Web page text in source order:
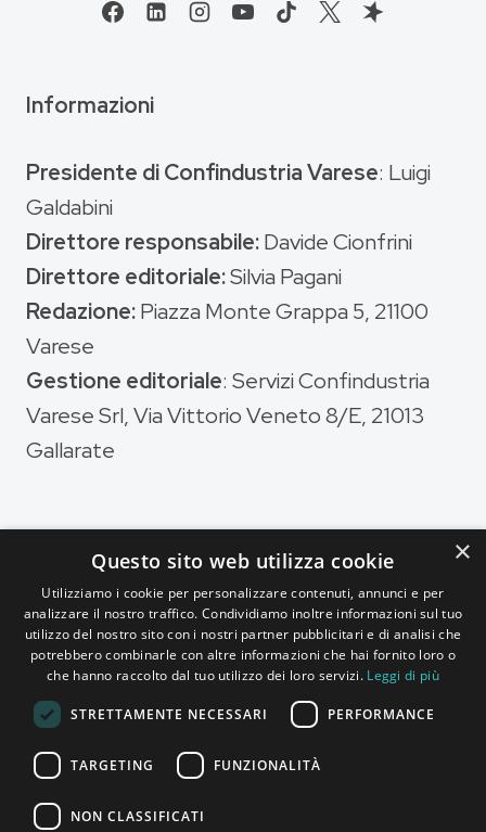
Informazioni
Presidente di Confindustria Varese: Luigi
Galdabini
Direttore responsabile:Davide Cionfrini
Direttore editoriale:Silvia Pagani
Redazione:Piazza Monte Grappa 5, 21100
Varese
Gestione editoriale: Servizi Confindustria
Varese Srl, Via Vittorio Veneto 8/E, 21013
Gallarate
Magazine di
×
Questo sito web utilizza cookie
Utilizziamo i cookie per personalizzare contenuti, annunci e per
analizzare il nostro traffico. Condividiamo inoltre informazioni sul tuo
utilizzo del nostro sito con i nostri partner pubblicitari e di analisi che
potrebbero combinarle con altre informazioni che hai fornito loro o
che hanno raccolto dal tuo utilizzo dei loro servizi. Leggi di più
STRETTAMENTE NECESSARI PERFORMANCE
TARGETING FUNZIONALITÀ
NON CLASSIFICATI